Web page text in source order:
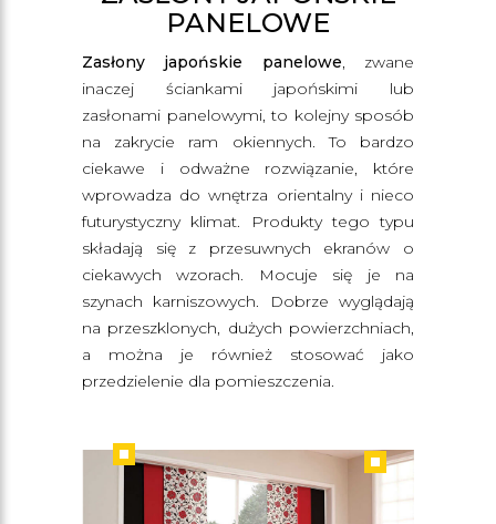
PANELOWE
Zasłony japońskie panelowe, zwane
inaczej ściankami japońskimi lub
zasłonami panelowymi, to kolejny sposób
na zakrycie ram okiennych. To bardzo
ciekawe i odważne rozwiązanie, które
wprowadza do wnętrza orientalny i nieco
futurystyczny klimat. Produkty tego typu
składają się z przesuwnych ekranów o
ciekawych wzorach. Mocuje się je na
szynach karniszowych. Dobrze wyglądają
na przeszklonych, dużych powierzchniach,
a można je również stosować jako
przedzielenie dla pomieszczenia.